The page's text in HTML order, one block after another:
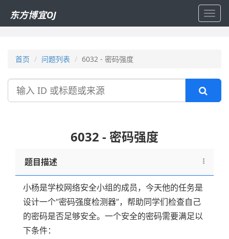
东方博宜OJ
首页 问题列表 6032 - 密码强度
搜
6032 - 密码强度
题目描述
小杨是学校网络安全小组的成员，今天他的任务是
设计一个“密码强度检测器”，帮助同学们检查自己
的密码是否足够安全。一个安全的密码需要满足以
下条件：